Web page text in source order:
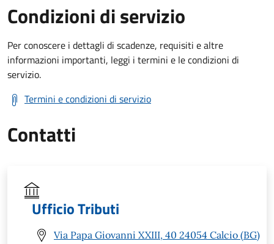
Condizioni di servizio
Per conoscere i dettagli di scadenze, requisiti e altre
informazioni importanti, leggi i termini e le condizioni di
servizio.
Termini e condizioni di servizio
Contatti
Ufficio Tributi
Via Papa Giovanni XXIII, 40 24054 Calcio (BG)